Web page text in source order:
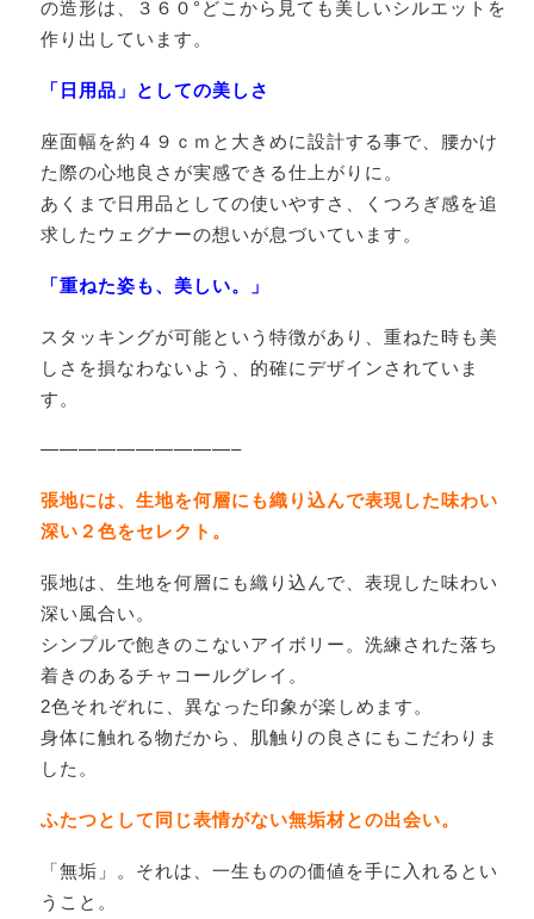
の造形は、３６０°どこから見ても美しいシルエットを
作り出しています。
「日用品」としての美しさ
座面幅を約４９ｃｍと大きめに設計する事で、腰かけ
た際の心地良さが実感できる仕上がりに。
あくまで日用品としての使いやすさ、くつろぎ感を追
求したウェグナーの想いが息づいています。
「重ねた姿も、美しい。」
スタッキングが可能という特徴があり、重ねた時も美
しさを損なわないよう、的確にデザインされていま
す。
——————————–
張地には、生地を何層にも織り込んで表現した味わい
深い２色をセレクト。
張地は、生地を何層にも織り込んで、表現した味わい
深い風合い。
シンプルで飽きのこないアイボリー。洗練された落ち
着きのあるチャコールグレイ。
2色それぞれに、異なった印象が楽しめます。
身体に触れる物だから、肌触りの良さにもこだわりま
した。
ふたつとして同じ表情がない無垢材との出会い。
「無垢」。それは、一生ものの価値を手に入れるとい
うこと。